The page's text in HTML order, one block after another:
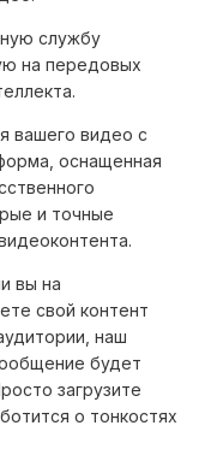
службу
на передовых
вашего видео с
оснащенная
и точные
вы на
свой контент
наш
будет
загрузите
о тонкостях